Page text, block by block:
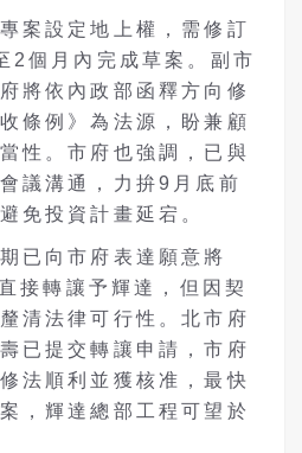
案設定地上權，需修訂
2個月內完成草案。副市
將依內政部函釋方向修
條例》為法源，盼兼顧
性。市府也強調，已與
議溝通，力拚9月底前
免投資計畫延宕。
已向市府表達願意將
接轉讓予輝達，但因契
清法律可行性。北市府
已提交轉讓申請，市府
法順利並獲核准，最快
，輝達總部工程可望於